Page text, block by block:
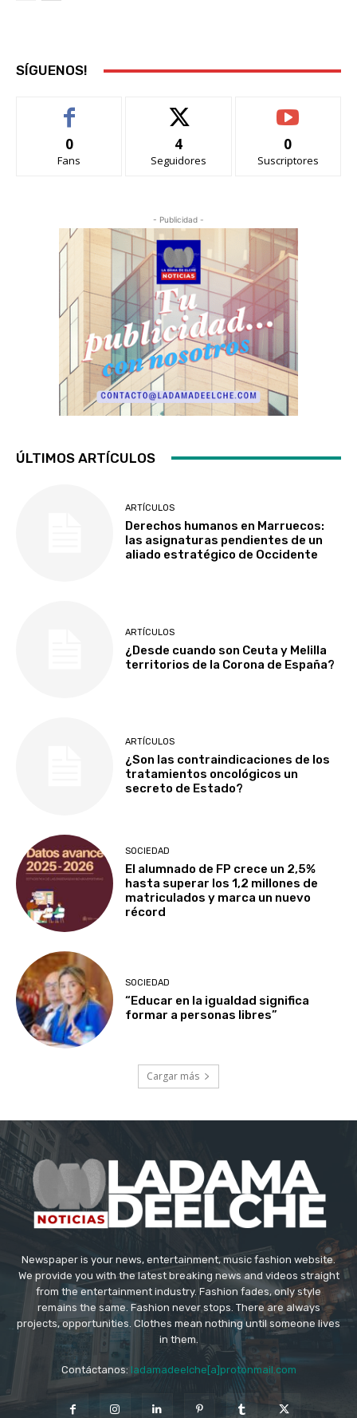
SÍGUENOS!
0
Fans
4
Seguidores
0
Suscriptores
- Publicidad -
ÚLTIMOS ARTÍCULOS
ARTÍCULOS
Derechos humanos en Marruecos:
las asignaturas pendientes de un
aliado estratégico de Occidente
ARTÍCULOS
¿Desde cuando son Ceuta y Melilla
territorios de la Corona de España?
ARTÍCULOS
¿Son las contraindicaciones de los
tratamientos oncológicos un
secreto de Estado?
SOCIEDAD
El alumnado de FP crece un 2,5%
hasta superar los 1,2 millones de
matriculados y marca un nuevo
récord
SOCIEDAD
“Educar en la igualdad significa
formar a personas libres”
Cargar más
Newspaper is your news, entertainment, music fashion website.
We provide you with the latest breaking news and videos straight
from the entertainment industry. Fashion fades, only style
remains the same. Fashion never stops. There are always
projects, opportunities. Clothes mean nothing until someone lives
in them.
Contáctanos: ladamadeelche[a]protonmail.com